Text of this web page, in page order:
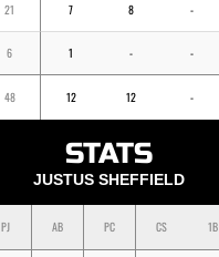
21 7 8 -
6 1 - -
48 12 12 -
STATS
JUSTUS SHEFFIELD
PJ AB PC CS 1B